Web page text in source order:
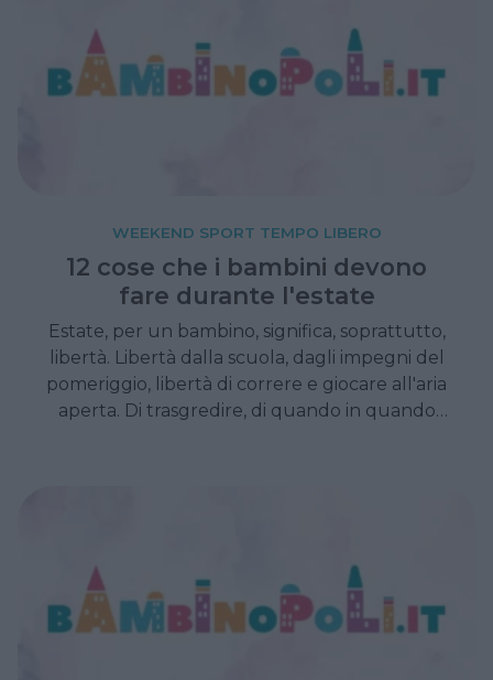
WEEKEND SPORT TEMPO LIBERO
12 cose che i bambini devono
fare durante l'estate
Estate, per un bambino, significa, soprattutto,
libertà. Libertà dalla scuola, dagli impegni del
pomeriggio, libertà di correre e giocare all'aria
aperta. Di trasgredire, di quando in quando